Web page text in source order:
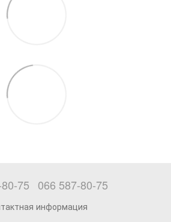
75 066 587-80-75
информация